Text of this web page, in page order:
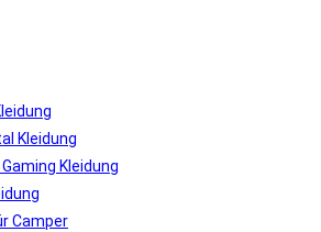
Kleidung
Kleidung
Camper